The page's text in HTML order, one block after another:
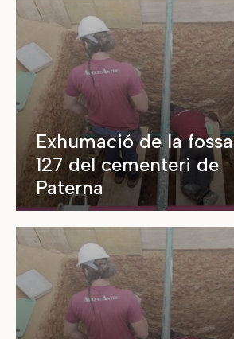
Exhumació de la fossa
127 del cementeri de
Paterna